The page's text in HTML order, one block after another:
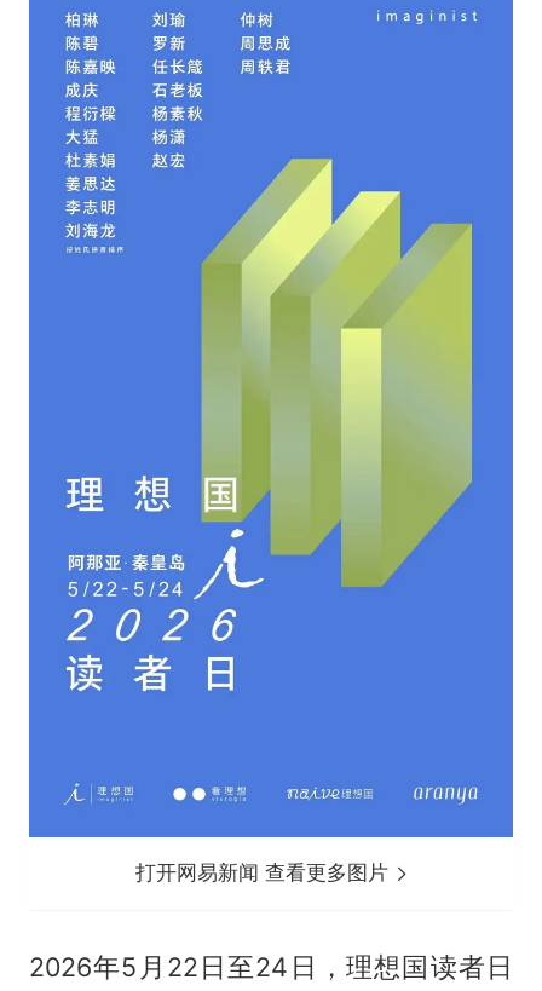
打开网易新闻 查看更多图片
2026年5月22日至24日，理想国读者日